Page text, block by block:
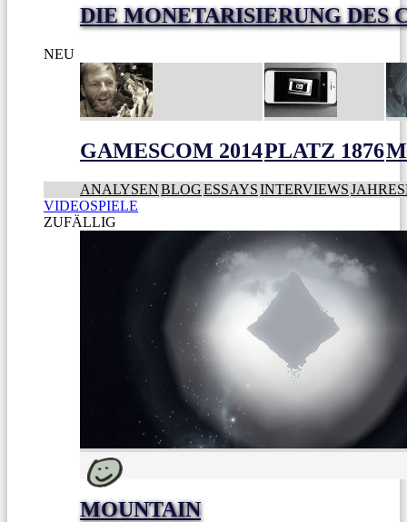
DIE MONETARISIERUNG DES
NEU
GAMESCOM 2014PLATZ 1876
ANALYSENBLOGESSAYSINTERVIEWS
VIDEOSPIELE
ZUFÄLLIG
MOUNTAIN